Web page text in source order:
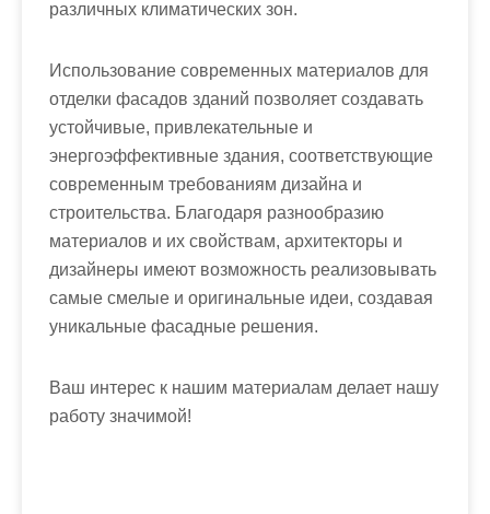
различных климатических зон.
Использование современных материалов для
отделки фасадов зданий позволяет создавать
устойчивые, привлекательные и
энергоэффективные здания, соответствующие
современным требованиям дизайна и
строительства. Благодаря разнообразию
материалов и их свойствам, архитекторы и
дизайнеры имеют возможность реализовывать
самые смелые и оригинальные идеи, создавая
уникальные фасадные решения.
Ваш интерес к нашим материалам делает нашу
работу значимой!